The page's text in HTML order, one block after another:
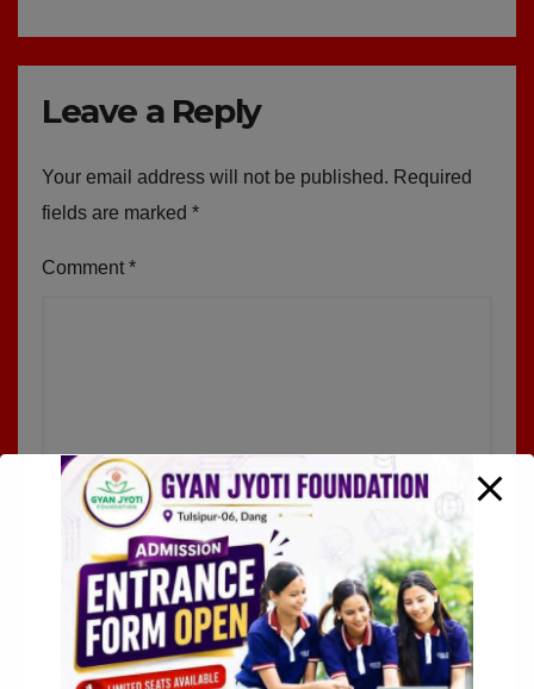
Leave a Reply
Your email address will not be published. Required
fields are marked *
Comment *